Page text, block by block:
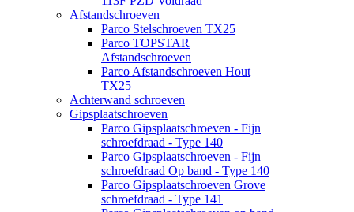
Afstandschroeven
Parco Stelschroeven TX25
Parco TOPSTAR
Afstandschroeven
Parco Afstandschroeven Hout
TX25
Achterwand schroeven
Gipsplaatschroeven
Parco Gipsplaatschroeven - Fijn
schroefdraad - Type 140
Parco Gipsplaatschroeven - Fijn
schroefdraad Op band - Type 140
Parco Gipsplaatschroeven Grove
schroefdraad - Type 141